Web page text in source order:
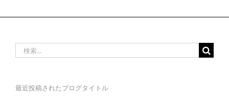
最近投稿されたブログタイトル